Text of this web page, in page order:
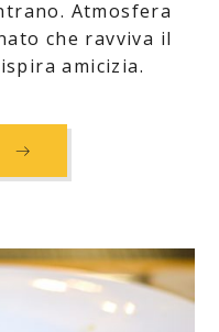
Atmosfera
che ravviva il
amicizia.